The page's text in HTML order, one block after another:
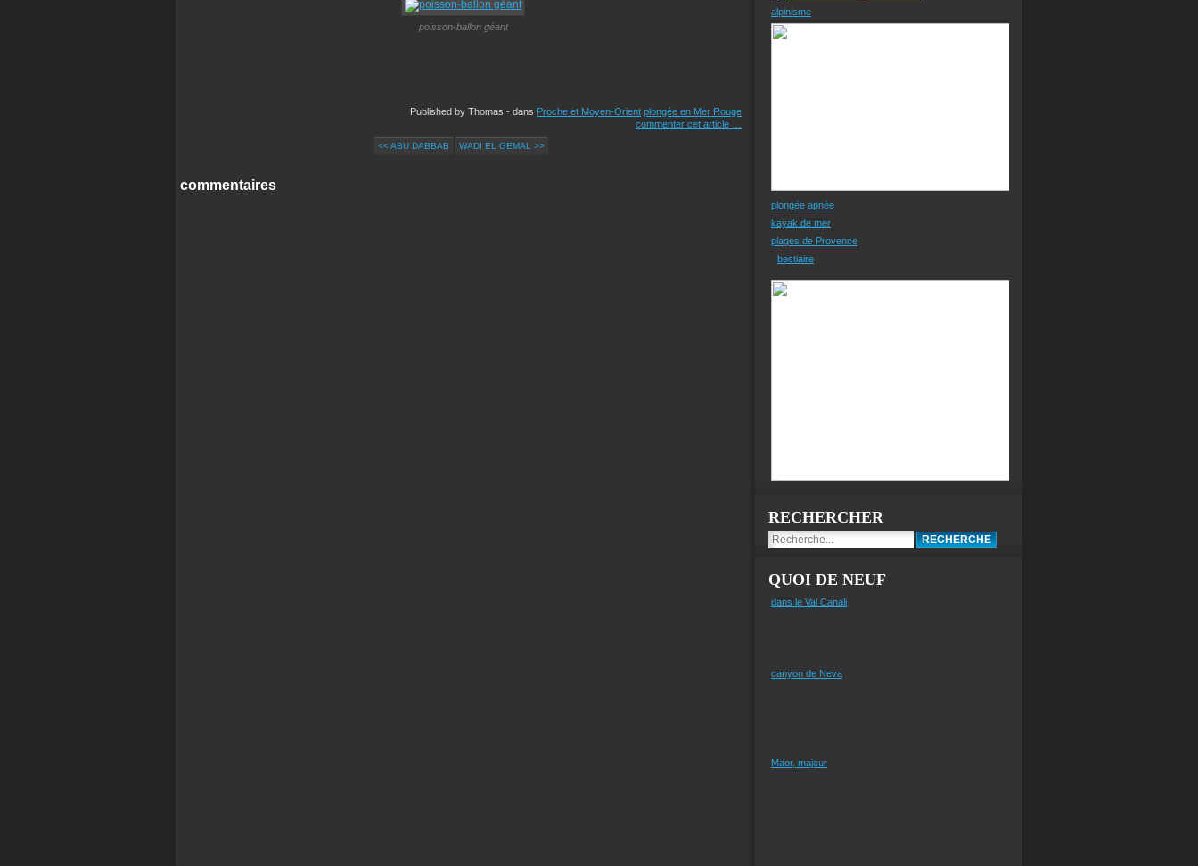
poisson-ballon géant
Published by Thomas - dans Proche et Moyen-Orient plongée en Mer Rouge
commenter cet article
<< ABU DABBAB WADI EL GEMAL >>
commentaires
alpinisme
plongée apnée
kayak de mer
plages de Provence
bestiaire
RECHERCHER
QUOI DE NEUF
dans le Val Canali
canyon de Neva
Maor, majeur